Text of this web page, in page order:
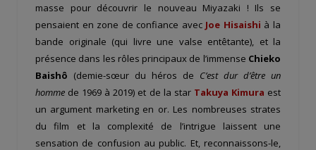
masse pour découvrir le nouveau Miyazaki ! Ils se
pensaient en zone de confiance avec Joe Hisaishi à la
bande originale (qui livre une valse entêtante), et la
présence dans les rôles principaux de l’immense Chieko
Baishô (demie-sœur du héros de C’est dur d’être un
homme de 1969 à 2019) et de la star Takuya Kimura est
un argument marketing en or. Les nombreuses strates
du film et la complexité de l’intrigue laissent une
sensation de confusion au public. Et, reconnaissons-le,